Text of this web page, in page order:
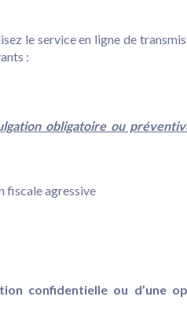
le service en ligne de
:
obligatoire ou
fiscale agressive
confidentielle ou d’une